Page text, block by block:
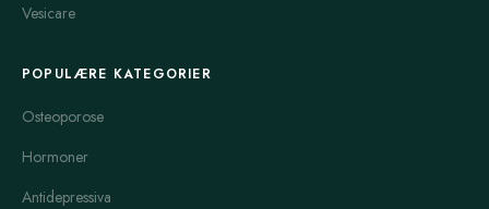
Vesicare
POPULÆRE KATEGORIER
Osteoporose
Hormoner
Antidepressiva